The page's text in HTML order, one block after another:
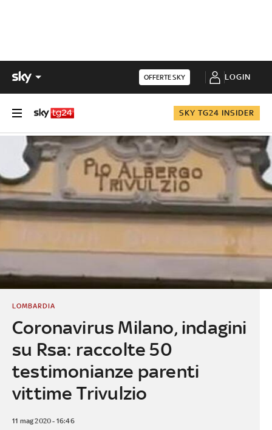
OFFERTE SKY LOGIN
SKY TG24 INSIDER
Coronavirus Milano, indagini
su Rsa: raccolte 50
testimonianze parenti
vittime Trivulzio
LOMBARDIA
11 mag 2020 - 16:46